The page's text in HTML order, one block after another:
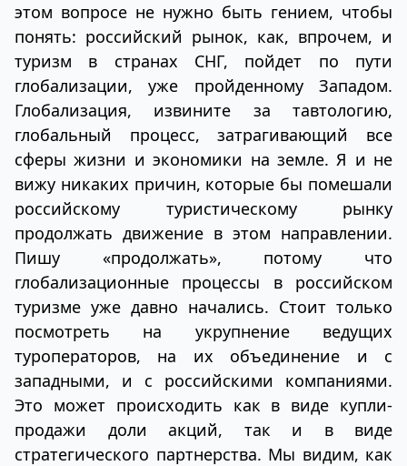
этом вопросе не нужно быть гением, чтобы
понять: российский рынок, как, впрочем, и
туризм в странах СНГ, пойдет по пути
глобализации, уже пройденному Западом.
Глобализация, извините за тавтологию,
глобальный процесс, затрагивающий все
сферы жизни и экономики на земле. Я и не
вижу никаких причин, которые бы помешали
российскому туристическому рынку
продолжать движение в этом направлении.
Пишу «продолжать», потому что
глобализационные процессы в российском
туризме уже давно начались. Стоит только
посмотреть на укрупнение ведущих
туроператоров, на их объединение и с
западными, и с российскими компаниями.
Это может происходить как в виде купли-
продажи доли акций, так и в виде
стратегического партнерства. Мы видим, как